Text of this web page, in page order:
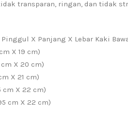
transparan, ringan, dan tidak
Pinggul X Panjang X Lebar Kaki
X 19 cm)
X 20 cm)
X 21 cm)
cm X 22 cm)
cm X 22 cm)